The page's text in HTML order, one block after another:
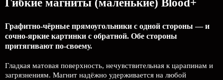
Гибкие магниты (маленькие) Blood+
Графитно-чёрные прямоугольники с одной стороны — и
сочно-яркие картинки с обратной. Обе стороны
притягивают по-своему.
Гладкая матовая поверхность, нечувствительная к царапинам и
загрязнениям. Магнит надёжно удерживается на любой